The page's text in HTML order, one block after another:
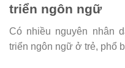
triển ngôn ngữ
Có nhiều nguyên nhân
triển ngôn ngữ ở trẻ, phổ